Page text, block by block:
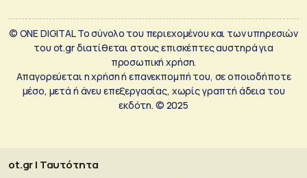
© ONE DIGITAL Το σύνολο του περιεχομένου και των υπηρεσιών
του ot.gr διατίθεται στους επισκέπτες αυστηρά για
προσωπική χρήση.
Απαγορεύεται η χρήση ή επανεκπομπή του, σε οποιοδήποτε
μέσο, μετά ή άνευ επεξεργασίας, χωρίς γραπτή άδεια του
εκδότη. © 2025
ot.gr | Ταυτότητα